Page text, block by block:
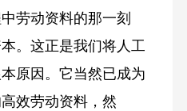
劳动资料的那一刻
。这正是我们将人工
原因。它当然已成为
效劳动资料，然